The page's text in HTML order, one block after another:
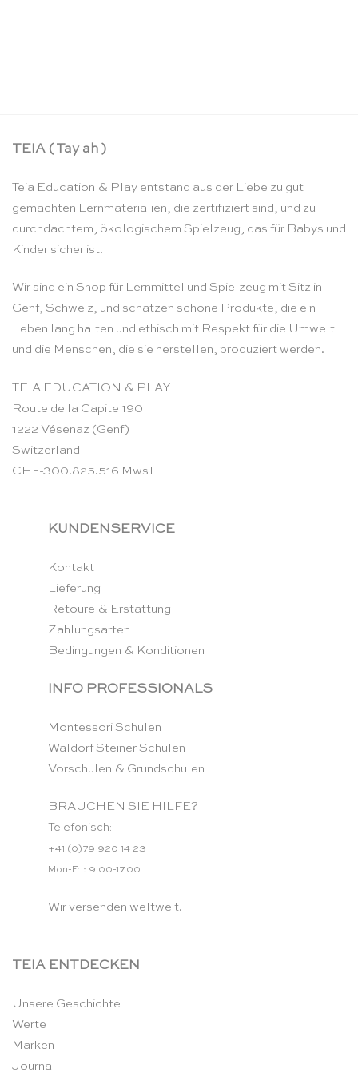
TEIA ( Tay ah )
Teia Education & Play entstand aus der Liebe zu gut
gemachten Lernmaterialien, die zertifiziert sind, und zu
durchdachtem, ökologischem Spielzeug, das für Babys und
Kinder sicher ist.
Wir sind ein Shop für Lernmittel und Spielzeug mit Sitz in
Genf, Schweiz, und schätzen schöne Produkte, die ein
Leben lang halten und ethisch mit Respekt für die Umwelt
und die Menschen, die sie herstellen, produziert werden.
TEIA EDUCATION & PLAY
Route de la Capite 190
1222 Vésenaz (Genf)
Switzerland
CHE-300.825.516 MwsT
KUNDENSERVICE
Kontakt
Lieferung
Retoure & Erstattung
Zahlungsarten
Bedingungen & Konditionen
INFO PROFESSIONALS
Montessori Schulen
Waldorf Steiner Schulen
Vorschulen & Grundschulen
BRAUCHEN SIE HILFE?
Telefonisch:
+41 (0)79 920 14 23
Mon-Fri: 9.00-17.00
Wir versenden weltweit.
TEIA ENTDECKEN
Unsere Geschichte
Werte
Marken
Journal